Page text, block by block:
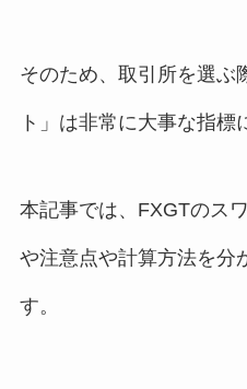
そのため、取引所を選ぶ
ト」は非常に大事な指標
本記事では、FXGTのス
や注意点や計算方法を分
す。